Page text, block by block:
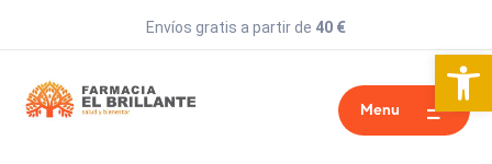
Abrir
Envíos gratis a partir de 40 €
Menu